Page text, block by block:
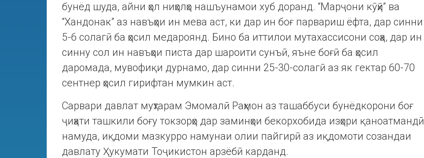
бунёд шуда, айни ҳол ниҳолҳо нашъунамои хуб доранд. “Марҷони кӯҳӣ” ва
“Хандонак” аз навъҳои ин мева аст, ки дар ин боғ парвариш ёфта, дар синни
5-6 солагӣ ба ҳосил медароянд. Бино ба иттилои мутахассисони соҳа, дар ин
синну сол ин навъҳои писта дар шароити сунъӣ, яъне боғӣ ба ҳосил
даромада, мувофиқи дурнамо, дар синни 25-30-солагӣ аз як гектар 60-70
сентнер ҳосил гирифтан мумкин аст.
Сарвари давлат муҳтарам Эмомалӣ Раҳмон аз ташаббуси бунёдкорони боғ
ҷиҳати ташкили боғу токзорҳо дар заминҳои бекорхобида изҳори қаноатмандӣ
намуда, иқдоми мазкурро намунаи олии пайгирӣ аз иқдомоти созандаи
давлату Ҳукумати Тоҷикистон арзёбӣ карданд.